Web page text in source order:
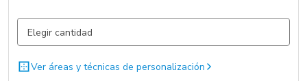
Negro / . 11 un.
Ver áreas y técnicas de personalización